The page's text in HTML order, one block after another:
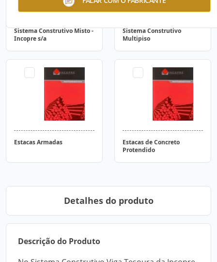
Sistema Construtivo Misto -
Incopre s/a
Sistema Construtivo
Multipiso
Estacas Armadas
Estacas de Concreto
Protendido
Detalhes do produto
Descrição do Produto